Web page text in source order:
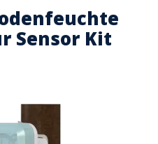
Sensor Kit